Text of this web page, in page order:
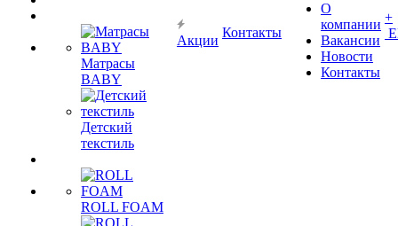
Матрасы
BABY
Детский
текстиль
ROLL FOAM
Акции
Контакты
О
компании
Вакансии
Новости
Контакты
+